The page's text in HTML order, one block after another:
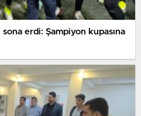
sona erdi: Şampiyon kupasına